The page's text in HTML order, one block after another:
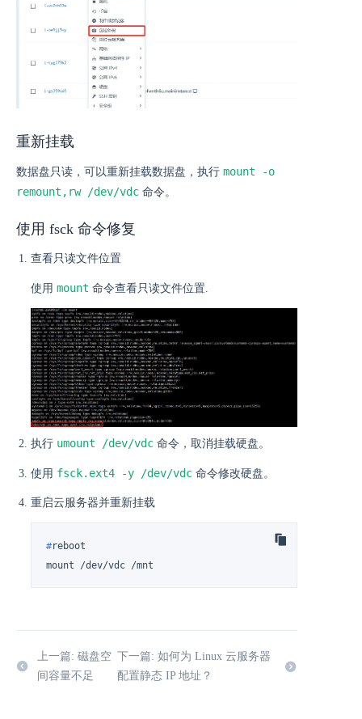
重新挂载
数据盘只读，可以重新挂载数据盘，执行 mount -o
remount,rw /dev/vdc 命令。
使用 fsck 命令修复
查看只读文件位置
使用 mount 命令查看只读文件位置.
执行 umount /dev/vdc 命令，取消挂载硬盘。
使用 fsck.ext4 -y /dev/vdc 命令修改硬盘。
重启云服务器并重新挂载
#reboot
mount /dev/vdc /mnt
上一篇: 磁盘空
间容量不足
下一篇: 如何为 Linux 云服务器
配置静态 IP 地址？